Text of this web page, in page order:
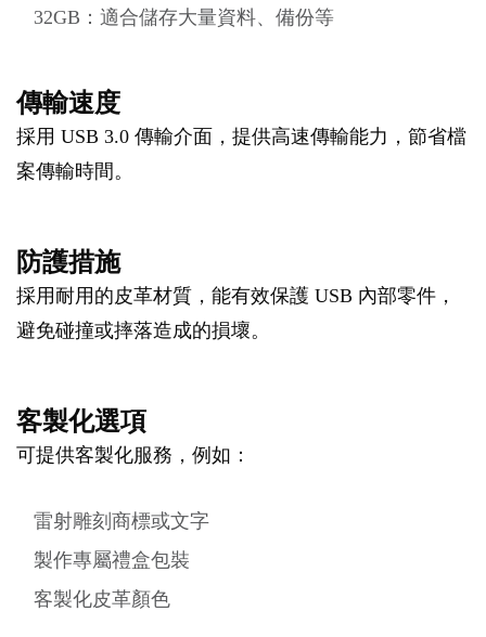
32GB：適合儲存大量資料、備份等
傳輸速度
採用 USB 3.0 傳輸介面，提供高速傳輸能力，節省檔
案傳輸時間。
防護措施
採用耐用的皮革材質，能有效保護 USB 內部零件，
避免碰撞或摔落造成的損壞。
客製化選項
可提供客製化服務，例如：
雷射雕刻商標或文字
製作專屬禮盒包裝
客製化皮革顏色